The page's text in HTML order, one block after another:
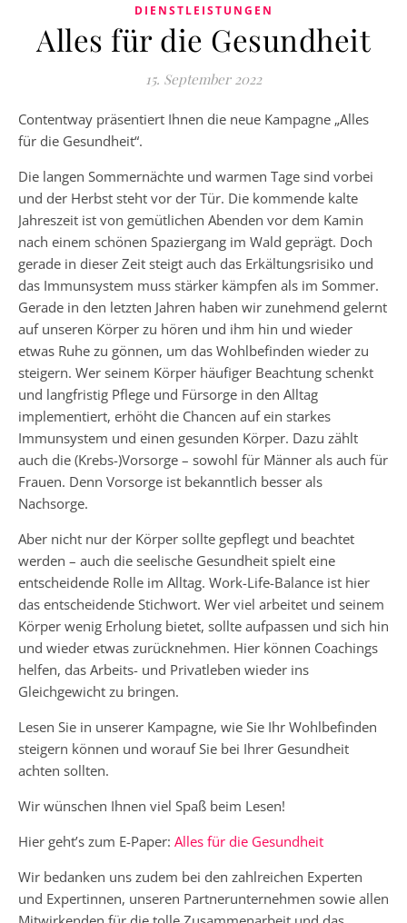
DIENSTLEISTUNGEN
Alles für die Gesundheit
15. September 2022
Contentway präsentiert Ihnen die neue Kampagne „Alles
für die Gesundheit“.
Die langen Sommernächte und warmen Tage sind vorbei
und der Herbst steht vor der Tür. Die kommende kalte
Jahreszeit ist von gemütlichen Abenden vor dem Kamin
nach einem schönen Spaziergang im Wald geprägt. Doch
gerade in dieser Zeit steigt auch das Erkältungsrisiko und
das Immunsystem muss stärker kämpfen als im Sommer.
Gerade in den letzten Jahren haben wir zunehmend gelernt
auf unseren Körper zu hören und ihm hin und wieder
etwas Ruhe zu gönnen, um das Wohlbefinden wieder zu
steigern. Wer seinem Körper häufiger Beachtung schenkt
und langfristig Pflege und Fürsorge in den Alltag
implementiert, erhöht die Chancen auf ein starkes
Immunsystem und einen gesunden Körper. Dazu zählt
auch die (Krebs-)Vorsorge – sowohl für Männer als auch für
Frauen. Denn Vorsorge ist bekanntlich besser als
Nachsorge.
Aber nicht nur der Körper sollte gepflegt und beachtet
werden – auch die seelische Gesundheit spielt eine
entscheidende Rolle im Alltag. Work-Life-Balance ist hier
das entscheidende Stichwort. Wer viel arbeitet und seinem
Körper wenig Erholung bietet, sollte aufpassen und sich hin
und wieder etwas zurücknehmen. Hier können Coachings
helfen, das Arbeits- und Privatleben wieder ins
Gleichgewicht zu bringen.
Lesen Sie in unserer Kampagne, wie Sie Ihr Wohlbefinden
steigern können und worauf Sie bei Ihrer Gesundheit
achten sollten.
Wir wünschen Ihnen viel Spaß beim Lesen!
Hier geht’s zum E-Paper: Alles für die Gesundheit
Wir bedanken uns zudem bei den zahlreichen Experten
und Expertinnen, unseren Partnerunternehmen sowie allen